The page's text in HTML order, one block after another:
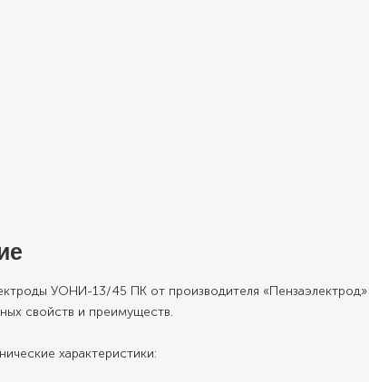
УОНИ-13/45 ПК от производителя
свойств и преимуществ.
характеристики: